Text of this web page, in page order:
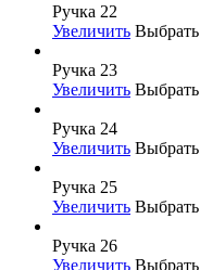
Ручка 22
Увеличить Выбрать
Ручка 23
Увеличить Выбрать
Ручка 24
Увеличить Выбрать
Ручка 25
Увеличить Выбрать
Ручка 26
Увеличить Выбрать